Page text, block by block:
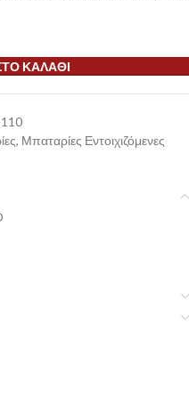
ΚΑΛΆΘΙ
, Μπαταρίες Εντοιχιζόμενες